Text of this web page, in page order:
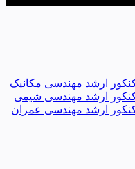
ارشد مهندسی مکانیک
ارشد مهندسی شیمی
ارشد مهندسی عمران